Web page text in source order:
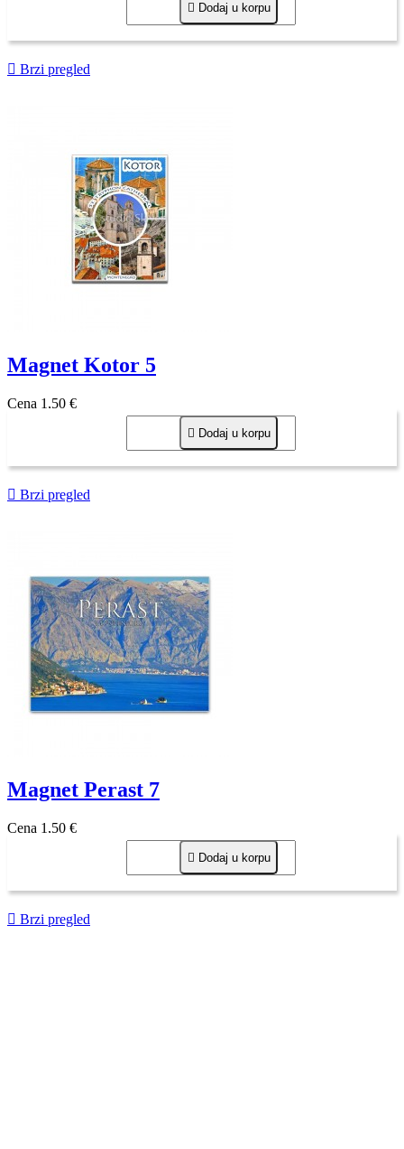
 Dodaj u korpu
 Brzi pregled
Magnet Kotor 5
Cena 1,50 €
 Dodaj u korpu
 Brzi pregled
Magnet Perast 7
Cena 1,50 €
 Dodaj u korpu
 Brzi pregled